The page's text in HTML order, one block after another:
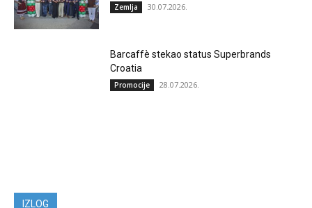
Zemlja 30.07.2026.
Barcaffè stekao status Superbrands
Croatia
Promocije 28.07.2026.
IZLOG